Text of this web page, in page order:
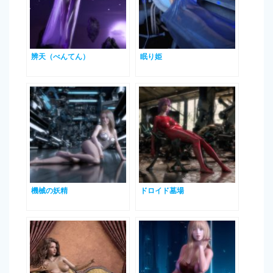
辨天（べんてん） 眠り姫
機械の妖精 ドロイド墓場